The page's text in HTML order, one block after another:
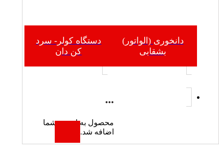
دانخوری (الواتور)
بشقابی
دستگاه کولر- سرد
کن دان
...
محصول به لیست شما
اضافه شد.